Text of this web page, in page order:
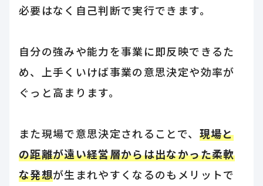
必要はなく自己判断で実行できます。
自分の強みや能力を事業に即反映できるた
め、上手くいけば事業の意思決定や効率が
ぐっと高まります。
また現場で意思決定されることで、 現場と
の距離が遠い経営層からは出なかった柔軟
な発想が生まれやすくなるのもメリットで